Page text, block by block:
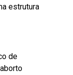
estrutura
de